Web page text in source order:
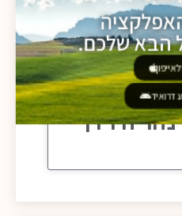
הירדן
הבא שלכם.